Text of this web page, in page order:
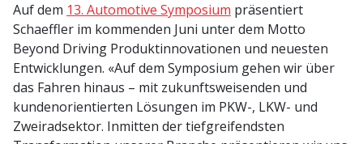
Auf dem 13. Automotive Symposium präsentiert
Schaeffler im kommenden Juni unter dem Motto
Beyond Driving Produktinnovationen und neuesten
Entwicklungen. «Auf dem Symposium gehen wir über
das Fahren hinaus – mit zukunftsweisenden und
kundenorientierten Lösungen im PKW-, LKW- und
Zweiradsektor. Inmitten der tiefgreifendsten